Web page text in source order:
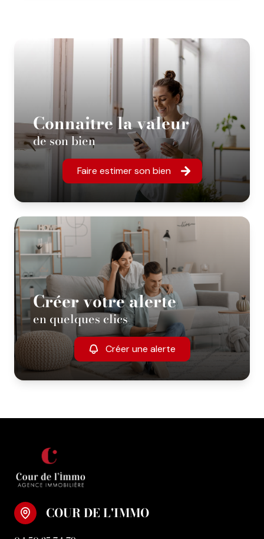
Connaitre la valeur
de son bien
Faire estimer son bien
Créer votre alerte
en quelques clics
Créer une alerte
COUR DE L'IMMO